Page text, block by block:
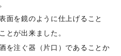
面を鏡のように仕上げること
とが出来ました。
を注ぐ器（片口）であることか